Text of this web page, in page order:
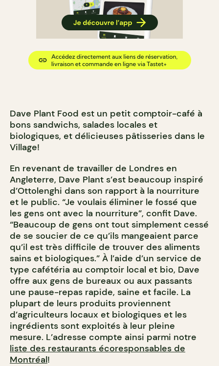
Dave Plant Food est un petit comptoir-café à
bons sandwichs, salades locales et
biologiques, et délicieuses pâtisseries dans le
Village!
En revenant de travailler de Londres en
Angleterre, Dave Plant s’est beaucoup inspiré
d’Ottolenghi dans son rapport à la nourriture
et le public. “Je voulais éliminer le fossé que
les gens ont avec la nourriture”, confit Dave.
“Beaucoup de gens ont tout simplement cessé
de se soucier de ce qu’ils mangeaient parce
qu’il est très difficile de trouver des aliments
sains et biologiques.” À l’aide d’un service de
type cafétéria au comptoir local et bio, Dave
offre aux gens de bureaux ou aux passants
une pause-repas rapide, saine et facile. La
plupart de leurs produits proviennent
d’agriculteurs locaux et biologiques et les
ingrédients sont exploités à leur pleine
mesure. L’adresse compte ainsi parmi notre
liste des restaurants écoresponsables de
Montréal!